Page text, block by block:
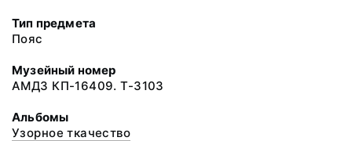
Тип предмета
Пояс
Музейный номер
АМДЗ КП-16409. Т-3103
Альбомы
Узорное ткачество